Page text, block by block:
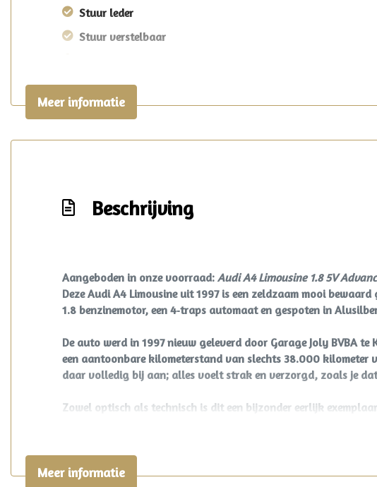
Stuur leder
Stuur verstelbaar
Toerenteller
Meer informatie
Beschrijving
Aangeboden in onze voorraad: Audi A4 Limousine 1.8 5V
Deze Audi A4 Limousine uit 1997 is een zeldzaam mooi
1.8 benzinemotor, een 4‑traps automaat en gespoten in
De auto werd in 1997 nieuw geleverd door Garage Joly BVBA
een aantoonbare kilometerstand van slechts 38.000 kilometer
daar volledig bij aan; alles voelt strak en verzorgd, zoals je
Zowel optisch als technisch is dit een bijzonder eerlijk
Ook de uitrusting is voor zijn tijd opvallend compleet. Deze A4
Meer informatie